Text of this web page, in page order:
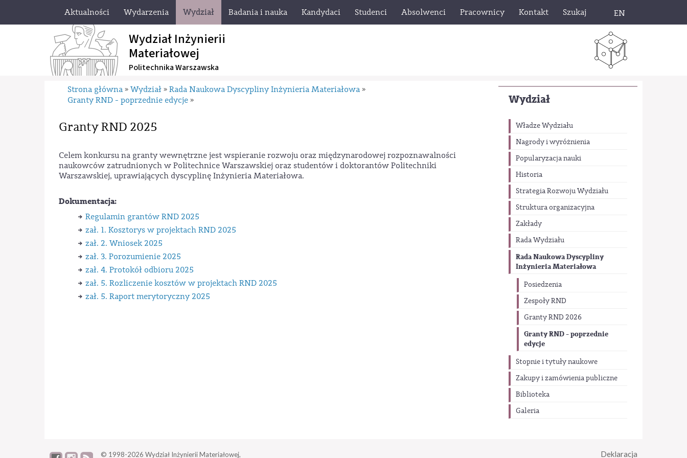
Aktualności Wydarzenia Wydział Badania i nauka Kandydaci Studenci Absolwenci Pracownicy Kontakt Szukaj EN
Wydział Inżynierii
Materiałowej
Politechnika Warszawska
Wydział
Władze Wydziału
Nagrody i wyróżnienia
Popularyzacja nauki
Historia
Strategia Rozwoju Wydziału
Struktura organizacyjna
Zakłady
Rada Wydziału
Rada Naukowa Dyscypliny
Inżynieria Materiałowa
Posiedzenia
Zespoły RND
Granty RND 2026
Granty RND - poprzednie
edycje
Stopnie i tytuły naukowe
Zakupy i zamówienia publiczne
Biblioteka
Galeria
Strona główna » Wydział » Rada Naukowa Dyscypliny Inżynieria Materiałowa »
Granty RND - poprzednie edycje »
Granty RND 2025
Celem konkursu na granty wewnętrzne jest wspieranie rozwoju oraz międzynarodowej rozpoznawalności
naukowców zatrudnionych w Politechnice Warszawskiej oraz studentów i doktorantów Politechniki
Warszawskiej, uprawiających dyscyplinę Inżynieria Materiałowa.
Dokumentacja:
Regulamin grantów RND 2025
zał. 1. Kosztorys w projektach RND 2025
zał. 2. Wniosek 2025
zał. 3. Porozumienie 2025
zał. 4. Protokół odbioru 2025
zał. 5. Rozliczenie kosztów w projektach RND 2025
zał. 5. Raport merytoryczny 2025
© 1998-2026 Wydział Inżynierii Materiałowej,
Deklaracja